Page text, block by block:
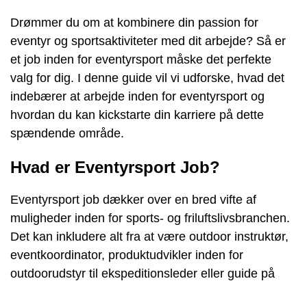
Drømmer du om at kombinere din passion for
eventyr og sportsaktiviteter med dit arbejde? Så er
et job inden for eventyrsport måske det perfekte
valg for dig. I denne guide vil vi udforske, hvad det
indebærer at arbejde inden for eventyrsport og
hvordan du kan kickstarte din karriere på dette
spændende område.
Hvad er Eventyrsport Job?
Eventyrsport job dækker over en bred vifte af
muligheder inden for sports- og friluftslivsbranchen.
Det kan inkludere alt fra at være outdoor instruktør,
eventkoordinator, produktudvikler inden for
outdoorudstyr til ekspeditionsleder eller guide på